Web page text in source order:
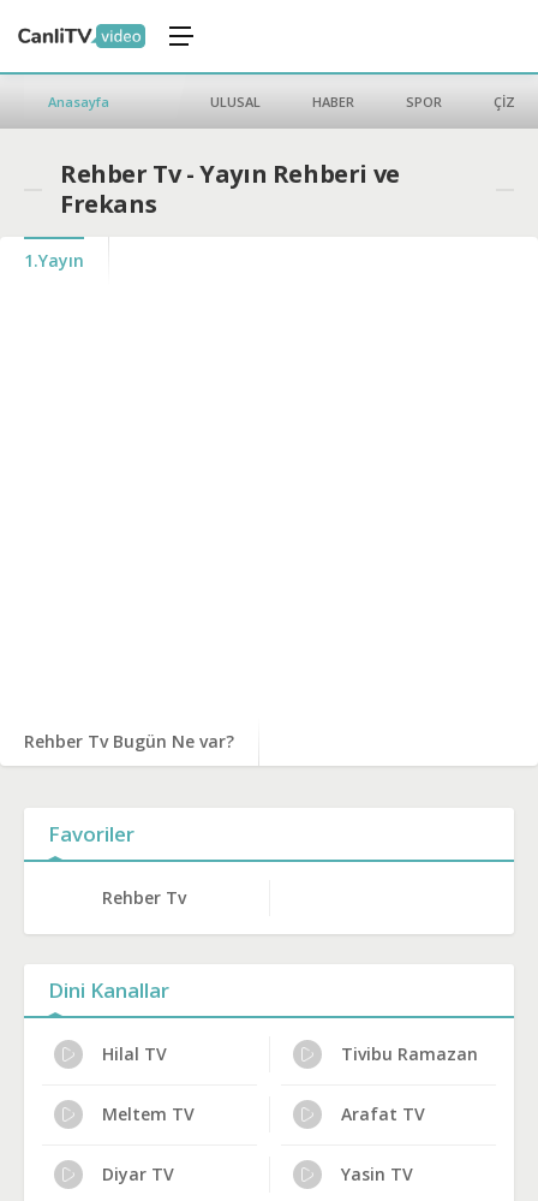
Anasayfa ULUSAL HABER SPOR ÇİZGİ
Rehber Tv - Yayın Rehberi ve
Frekans
1.Yayın
Rehber Tv Bugün Ne var?
Favoriler
Rehber Tv
Dini Kanallar
Hilal TV Tivibu Ramazan
Meltem TV Arafat TV
Diyar TV Yasin TV